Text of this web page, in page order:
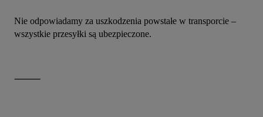
Nie odpowiadamy za uszkodzenia powstałe w transporcie –
wszystkie przesyłki są ubezpieczone.
⸻